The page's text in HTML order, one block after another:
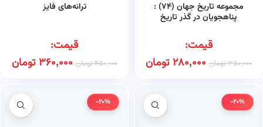
مجموعه تاریخ جهان (۷۴) :
پناهجویان در گذر تاریخ
قیمت:
350,000تومان 280,000تومان
ترانه‌های فایز
قیمت:
450,000تومان 360,000تومان
-20%
-20%